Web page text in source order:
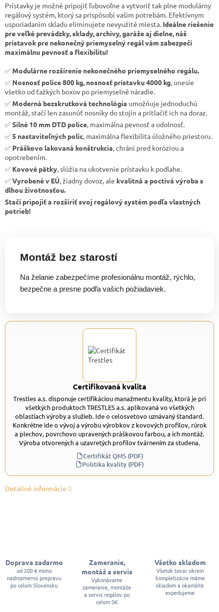
Prístavky je možné pripojiť ľubovoľne a vytvoriť tak plne modulárny
regálový systém, ktorý sa prispôsobí vašim potrebám. Efektívnym
usporiadaním skladu eliminujete nevyužité miesta. Ideálne riešenie
pre veľké prevádzky, sklady, archívy, garáže aj dielne, náš
prístavok pre nekonečný priemyselný regál vám zabezpečí
maximálnu pevnosť a flexibilitu!
✅ Modulárne rozšírenie nekonečného priemyselného regálu.
✅ Nosnosť police 800 kg, nosnosť prístavku 4000 kg , unesie
všetko od ťažkých boxov po priemyselné náradie.
✅ Moderná bezskrutková technológia umožňuje jednoduchú
montáž, stačí len zasunúť nosníky do stojín a pritlačiť ich na doraz.
✅Silné 10 mm DTD police , maximálna pevnosť a odolnosť.
✅ 5 nastaviteľných políc , maximálna flexibilita úložného priestoru.
✅ Práškovo lakovaná konštrukcia , chráni pred koróziou a
opotrebením.
✅ Kovové pätky , slúžia na ukotvenie prístavku k podlahe.
✅Vyrobené v EÚ , žiadny dovoz, ale kvalitná a poctivá výroba s
dlhou životnosťou.
Stačí pripojiť a rozšíriť svoj regálový systém podľa vlastných
potrieb!
Montáž bez starostí
Na želanie zabezpečíme profesionálnu montáž, rýchlo,
bezpečne a presne podľa vašich požiadaviek.
Certifikovaná kvalita
Trestles a.s. disponuje certifikáciou manažmentu kvality, ktorá je pri
všetkých produktoch TRESTLES a.s. aplikovaná vo všetkých
oblastiach výroby a služieb. Ide o celosvetovo uznávaný štandard.
Konkrétne ide o vývoj a výrobu výrobkov z kovových profilov, rúrok
a plechov, povrchovo upravených práškovou farbou, a ich montáž.
Výroba otvorených a uzavretých profilov tvárnením za studena.
Certifikát QMS (PDF)
Politika kvality (PDF)
Detailné informácie
Doprava zadarmo
od 200 € mimo
nadrozmernú prepravu
po celom Slovensku
Zameranie,
montáž a servis
Vykonávame
zameranie, montáže
a servis regálov po
celom SK
Všetko skladom
Všetok tovar okrem
kompletizácie máme
skladom a okamžite
expedujeme